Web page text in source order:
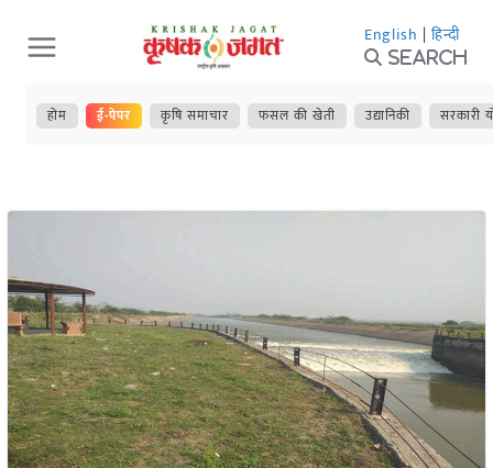
Skip
to
content
English | हिन्दी
Search
होम ई-पेपर कृषि समाचार फसल की खेती उद्यानिकी सरकारी